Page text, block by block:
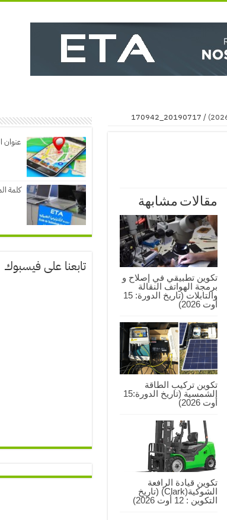
/
20190717_170942
مقالات مشابهة
تكوين تطبيقي في إصلاح و
برمجة الهواتف النقالة
والتابلات (تاريخ الدورة: 15
أوت 2026)
تكوين تركيب الطاقة
الشمسية (تاريخ الدورة:15
أوت 2026)
تكوين قيادة الرافعة
الشوكية(Clark) (تاريخ
التكوين : 12 أوت 2026)
عنوان
كلمة
تابعنا على فيسبوك